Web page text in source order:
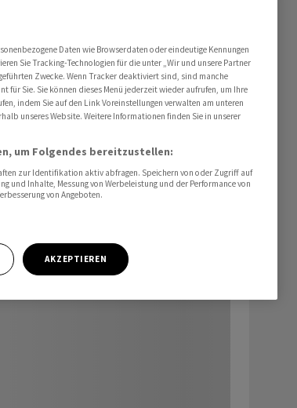
Daten wie Browserdaten oder eindeutige Kennungen
Sie Tracking-Technologien für die unter „Wir und unsere Partner
Zwecke. Wenn Tracker deaktiviert sind, sind manche
für Sie. Sie können dieses Menü jederzeit wieder aufrufen, um Ihre
indem Sie auf den Link Voreinstellungen verwalten am unteren
unseres Website. Weitere Informationen finden Sie in unserer
um Folgendes bereitzustellen:
zur Identifikation aktiv abfragen. Speichern von oder Zugriff auf
und Inhalte, Messung von Werbeleistung und der Performance von
von Angeboten.
AKZEPTIEREN